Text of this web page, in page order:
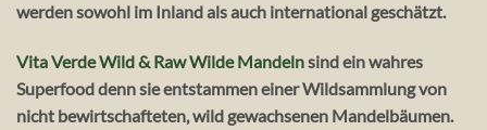
werden sowohl im Inland als auch international geschätzt.
Vita Verde Wild & Raw Wilde Mandelnsind ein wahres
Superfood denn sie entstammen einer Wildsammlung von
nicht bewirtschafteten, wild gewachsenen Mandelbäumen.